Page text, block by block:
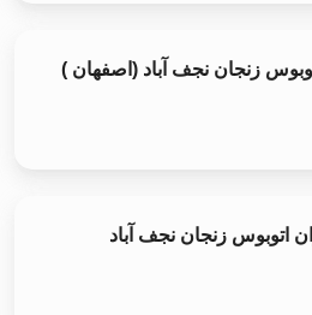
آیا امکان استرداد بلیط اتوبوس زنجان نجف آباد (اصفهان )
چگونه می‌توانم بلیط ارزان اتوبوس زنجان نجف آباد